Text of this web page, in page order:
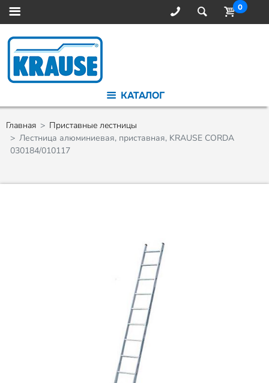
0
КАТАЛОГ
Главная
Приставные лестницы
Лестница алюминиевая, приставная, KRAUSE CORDA
030184/010117